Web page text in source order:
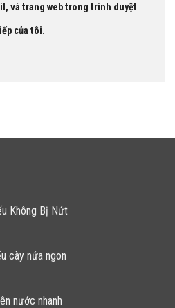
và trang web trong trình duyệt
của tôi.
Không Bị Nứt
cày nứa ngon
nước nhanh